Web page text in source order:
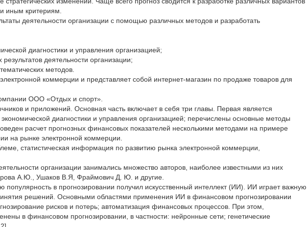
иным критериям.
деятельности организации с помощью различных методов и разработать
диагностики и управления организацией;
деятельности организации;
методов.
коммерции и представляет собой интернет-магазин по продаже товаров для
ООО «Отдых и спорт».
и приложений. Основная часть включает в себя три главы. Первая является
диагностики и управления организацией; перечислены основные методы
расчет прогнозных финансовых показателей несколькими методами на примере
на рынке электронной коммерции.
статистическая информация по развитию рынка электронной коммерции,
организации занимались множество авторов, наиболее известными из них
А.Ю., Ушаков В.Я, Фраймович Д. Ю. и другие.
в прогнозировании получил искусственный интеллект (ИИ). ИИ играет важную
решений. Основными областями применения ИИ в финансовом прогнозировании
рисков и потерь; автоматизация финансовых процессов. При этом,
в финансовом прогнозировании, в частности: нейронные сети; генетические